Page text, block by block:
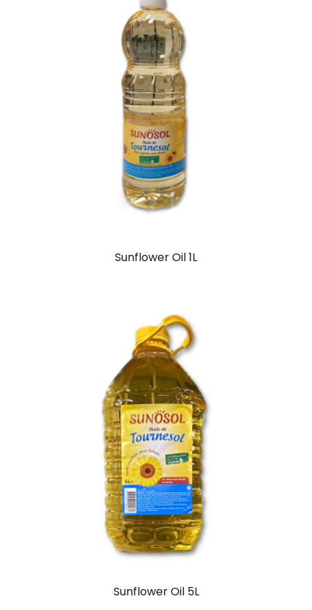
Sunflower Oil 1L
Sunflower Oil 5L